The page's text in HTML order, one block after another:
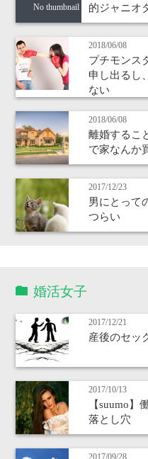
No thumbnail
的ジャニオ
2018/06/08
プチモンス
申し出るし
ない
2018/06/08
離婚するこ
で家なんか
2017/12/23
男にとって
つらい
婚活女子
2017/12/21
産後のセッ
2017/10/13
【suumo
落とし穴
2017/09/28